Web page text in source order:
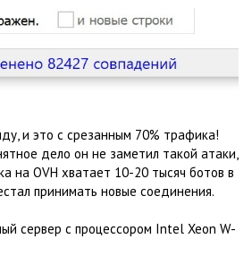
и это с срезанным 70% трафика!
дело он не заметил такой атаки,
на OVH хватает 10-20 тысяч ботов в
принимать новые соединения.
сервер с процессором Intel Xeon W-